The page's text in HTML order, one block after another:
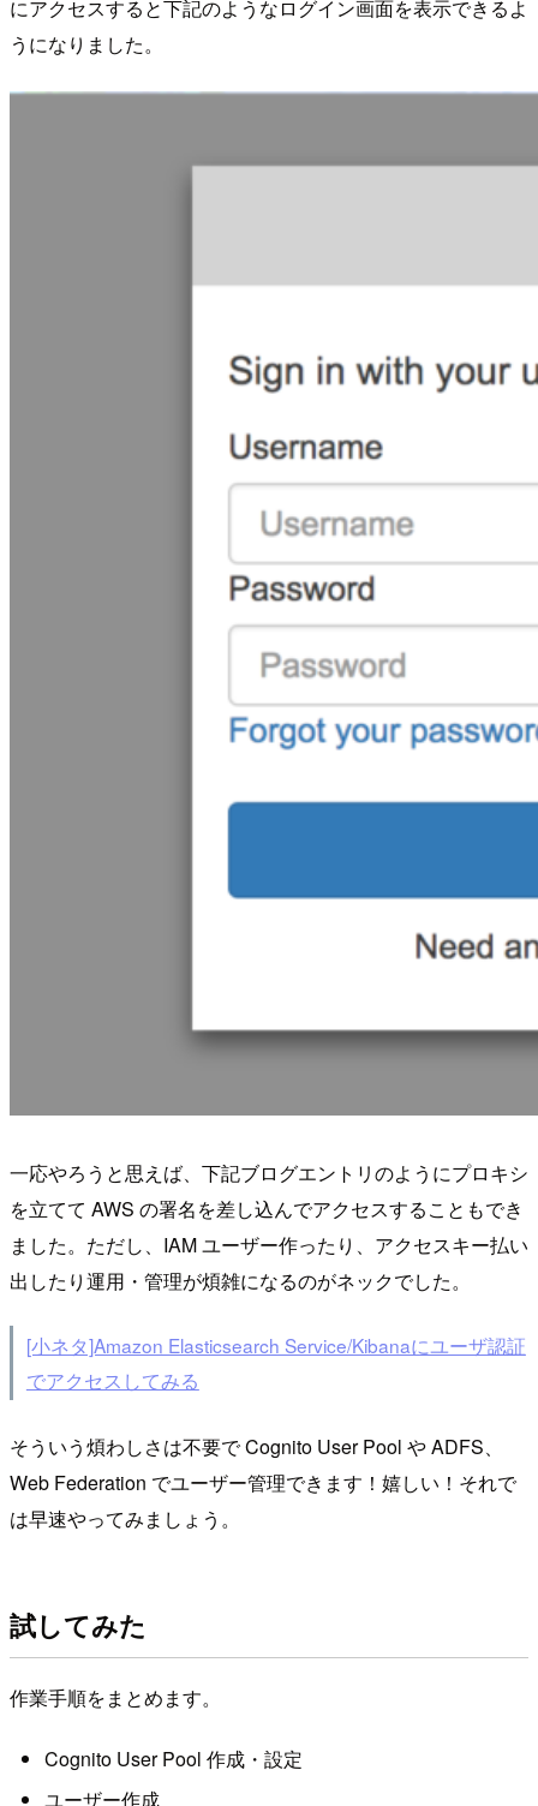
にアクセスすると下記のようなログイン画面を表示できるよ
うになりました。
一応やろうと思えば、下記ブログエントリのようにプロキシ
を立てて AWS の署名を差し込んでアクセスすることもでき
ました。ただし、IAM ユーザー作ったり、アクセスキー払い
出したり運用・管理が煩雑になるのがネックでした。
[小ネタ]Amazon Elasticsearch Service/Kibanaにユーザ認証
でアクセスしてみる
そういう煩わしさは不要で Cognito User Pool や ADFS、
Web Federation でユーザー管理できます！嬉しい！それで
は早速やってみましょう。
試してみた
作業手順をまとめます。
Cognito User Pool 作成・設定
ユーザー作成